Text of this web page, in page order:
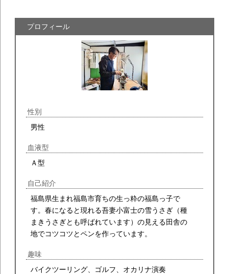
プロフィール
性別
男性
血液型
Ａ型
自己紹介
福島県生まれ福島市育ちの生っ粋の福島っ子で
す。春になると現れる吾妻小富士の雪うさぎ（種
まきうさぎとも呼ばれています）の見える田舎の
地でコツコツとペンを作っています。
趣味
バイクツーリング、ゴルフ、オカリナ演奏